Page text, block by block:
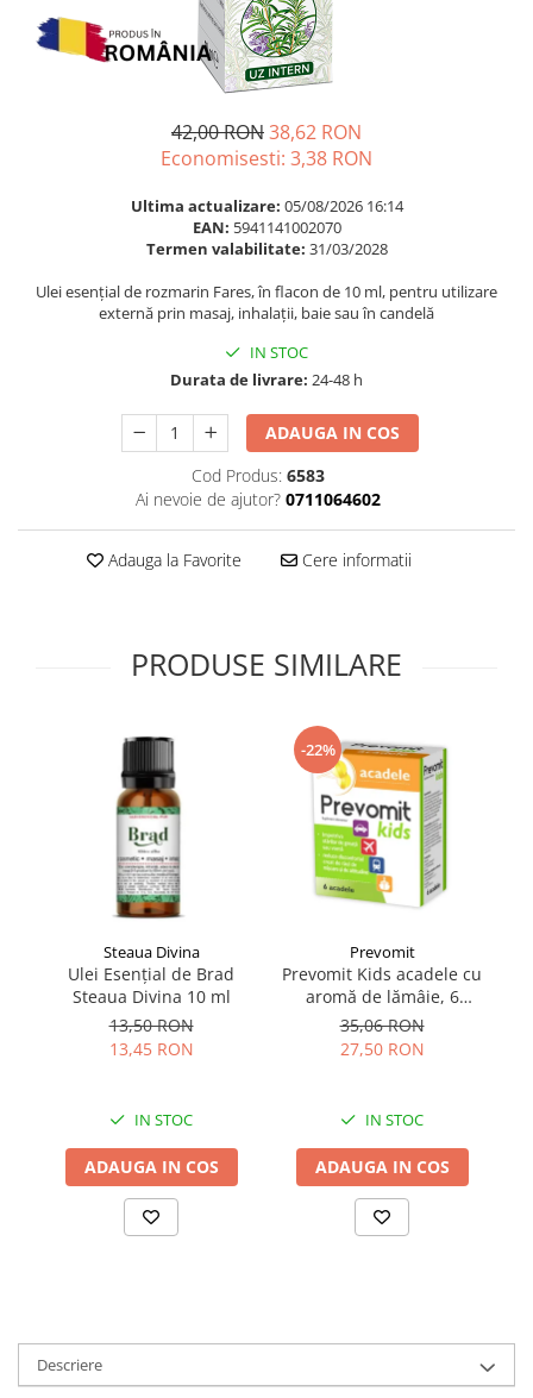
Omega 3
Slabire si control greutate
Somn stres si anxietate
Supliment Complexe
Supliment Magneziu
Supliment Vitamina B
Supliment Vitamina D3
Tincturi si Gemoderivate
Vitamine si minerale
Ingrijire par
Balsam masca si tratament
Produse cu SPF Pentru Fata
42,00 RON38,62 RON
Economisesti: 3,38 RON
Ultima actualizare: 05/08/2026 16:14
EAN: 5941141002070
Termen valabilitate: 31/03/2028
Ulei esențial de rozmarin Fares, în flacon de 10 ml, pentru utilizare
externă prin masaj, inhalații, baie sau în candelă
IN STOC
Durata de livrare: 24-48 h
ADAUGA IN COS
Cod Produs: 6583
Ai nevoie de ajutor? 0711064602
Adauga la Favorite Cere informatii
PRODUSE SIMILARE
Steaua Divina
Ulei Esențial de Brad
Steaua Divina 10 ml
13,50 RON
13,45 RON
IN STOC
ADAUGA IN COS
-22%
Prevomit
Prevomit Kids acadele cu
aromă de lămâie, 6
bucăți
35,06 RON
27,50 RON
IN STOC
ADAUGA IN COS
Descriere